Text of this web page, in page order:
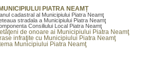
PIATRA NEAMȚ
cadastral al Municipiului Piatra Neamţ
stradala a Municipiului Piatra Neamţ
Consiliului Local Piatra Neamţ
de onoare ai Municipiului Piatra Neamţ
infraţite cu Municipiului Piatra Neamţ
Municipiului Piatra Neamţ